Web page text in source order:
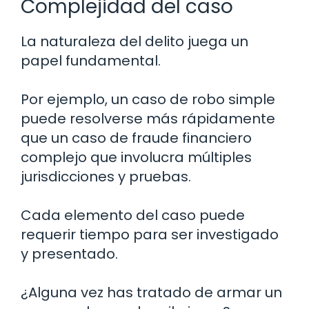
Complejidad del caso
La naturaleza del delito juega un
papel fundamental.
Por ejemplo, un caso de robo simple
puede resolverse más rápidamente
que un caso de fraude financiero
complejo que involucra múltiples
jurisdicciones y pruebas.
Cada elemento del caso puede
requerir tiempo para ser investigado
y presentado.
¿Alguna vez has tratado de armar un